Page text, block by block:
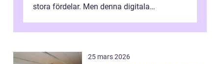
stora fördelar. Men denna digitala
25 mars 2026